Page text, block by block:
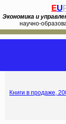
EU
Экономика и
научно-
Книги в продаже,